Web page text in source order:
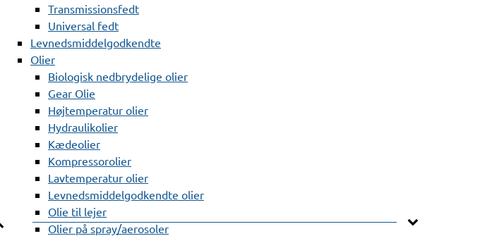
Transmissionsfedt
Universal fedt
Levnedsmiddelgodkendte
Olier
Biologisk nedbrydelige olier
Gear Olie
Højtemperatur olier
Hydraulikolier
Kædeolier
Kompressorolier
Lavtemperatur olier
Levnedsmiddelgodkendte olier
Olie til lejer
Olier på spray/aerosoler